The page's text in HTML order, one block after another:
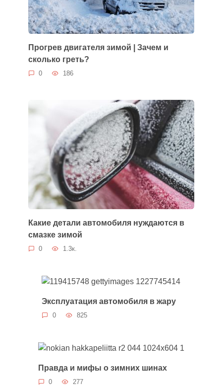
Прогрев двигателя зимой | Зачем и
сколько греть?
0 186
Какие детали автомобиля нуждаются в
смазке зимой
0 1.3к.
Эксплуатация автомобиля в жару
0 825
Правда и мифы о зимних шинах
0 277